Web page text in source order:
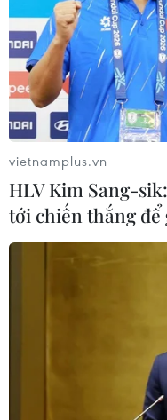
TIN CÙNG
Trung Quốc thử
cao tốc xuyên vùng
Trung Quốc vận
gió nổi đầu tiên chịu
vietnamplus.vn
HLV Kim Sang-
tới chiến thắng để